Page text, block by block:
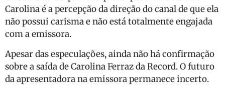
Carolina é a percepção da direção do canal de que ela
não possui carisma e não está totalmente engajada
com a emissora.
Apesar das especulações, ainda não há confirmação
sobre a saída de Carolina Ferraz da Record. O futuro
da apresentadora na emissora permanece incerto.